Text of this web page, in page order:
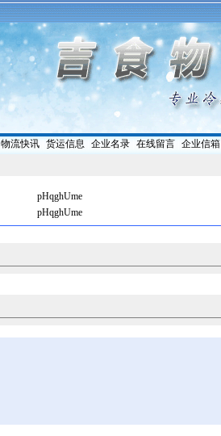
物流快讯| 货运信息 企业名录| 在线留言| 企业信箱
pHqghUme
pHqghUme